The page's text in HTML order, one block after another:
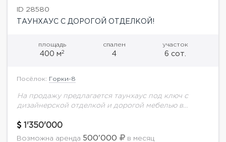
ID 28580
ТАУНХАУС С ДОРОГОЙ ОТДЕЛКОЙ!
площадь
400 м2
спален
4
участок
6 сот.
Посёлок: Горки-8
На продажу предлагается таунхаус под ключ с
дизайнерской отделкой и дорогой мебелью в
встроенным шкафом, гостевой с/у, кухня-столовая-
гостиная с камином и выходом вовнутренний...
1'350'000
Возможна аренда 500'000 в месяц